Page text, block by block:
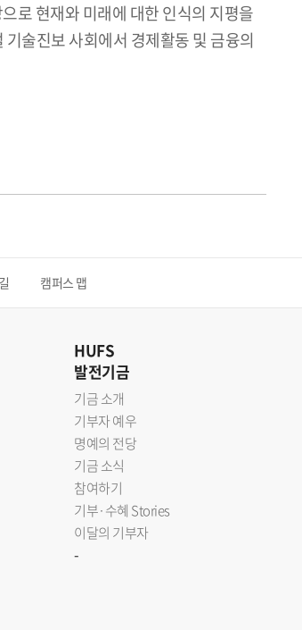
로 현재와 미래에 대한 인식의 지평을
술진보 사회에서 경제활동 및 금융의
캠퍼스 맵
HUFS
발전기금
기금 소개
기부자 예우
명예의 전당
기금 소식
참여하기
기부·수혜 Stories
이달의 기부자
-